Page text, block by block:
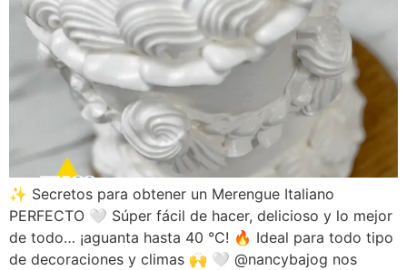
✨ Secretos para obtener un Merengue Italiano
PERFECTO 🤍 Súper fácil de hacer, delicioso y lo mejor
de todo… ¡aguanta hasta 40 °C! 🔥 Ideal para todo tipo
de decoraciones y climas 🙌 🤍 @nancybajog nos